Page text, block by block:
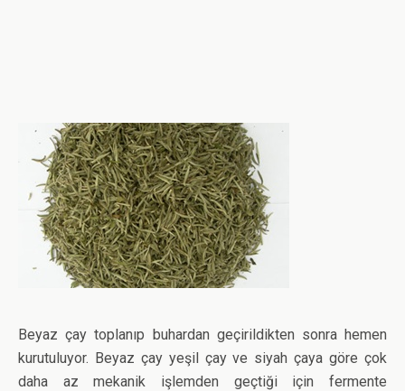
Beyaz çay toplanıp buhardan geçirildikten sonra hemen
kurutuluyor. Beyaz çay yeşil çay ve siyah çaya göre çok
daha az mekanik işlemden geçtiği için fermente